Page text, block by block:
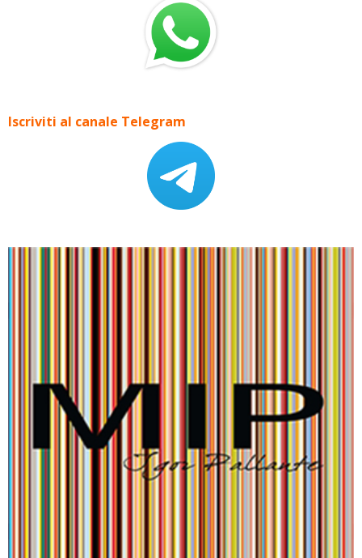
Iscriviti al canale Telegram